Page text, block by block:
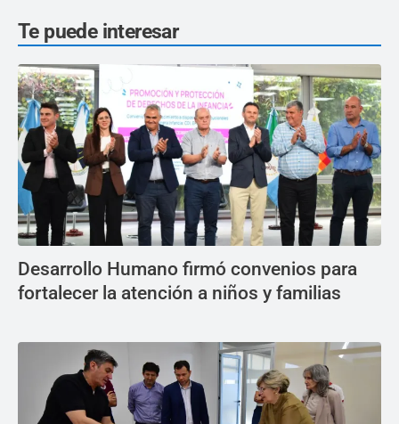
Te puede interesar
Desarrollo Humano firmó convenios para
fortalecer la atención a niños y familias